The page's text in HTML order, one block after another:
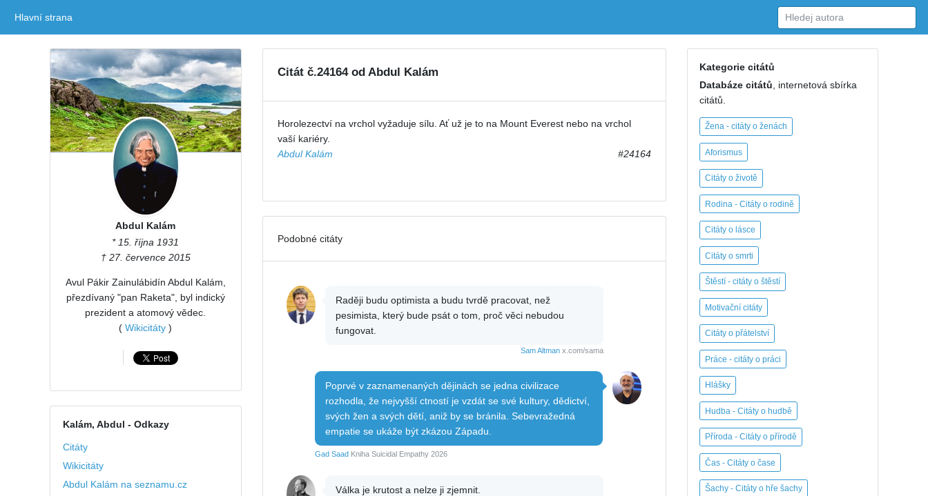
Hlavní strana
Abdul Kalám
* 15. října 1931
† 27. července 2015
Avul Pákir Zainulábidín Abdul Kalám,
přezdívaný "pan Raketa", byl indický
prezident a atomový vědec.
(Wikicitáty )
Kalám, Abdul - Odkazy
Citáty
Wikicitáty
Abdul Kalám na seznamu.cz
Citát č.24164 od Abdul Kalám
Horolezectví na vrchol vyžaduje sílu. Ať už je to na Mount Everest nebo na vrchol
vaší kariéry.
Abdul Kalám
#24164
Podobné citáty
Raději budu optimista a budu tvrdě pracovat, než
pesimista, který bude psát o tom, proč věci nebudou
fungovat.
Sam Altmanx.com/sama
Poprvé v zaznamenaných dějinách se jedna civilizace
rozhodla, že nejvyšší ctností je vzdát se své kultury, dědictví,
svých žen a svých dětí, aniž by se bránila. Sebevražedná
empatie se ukáže být zkázou Západu.
Gad SaadKniha Suicidal Empathy 2026
Válka je krutost a nelze ji zjemnit.
Kategorie citátů
Databáze citátů , internetová sbírka
citátů.
Žena - citáty o ženách
Aforismus
Citáty o životě
Rodina - Citáty o rodině
Citáty o lásce
Citáty o smrti
Štěstí - citáty o štěstí
Motivační citáty
Citáty o přátelství
Práce - citáty o práci
Hlášky
Hudba - Citáty o hudbě
Příroda - Citáty o přírodě
Čas - Citáty o čase
Šachy - Citáty o hře šachy